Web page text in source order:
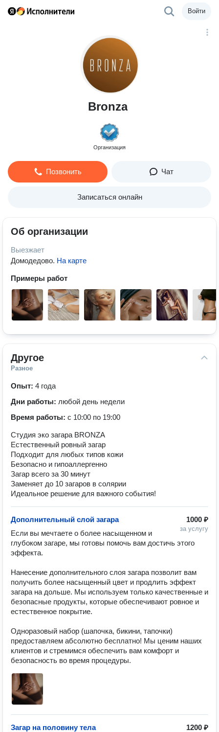
Войти
Bronza
Организация
Позвонить Чат
Записаться онлайн
Об организации
Выезжает
Домодедово. На карте
Примеры работ
Другое
Разное
Опыт: 4 года
Дни работы: любой день недели
Время работы: с 10:00 по 19:00
Студия эко загара BRONZA
Естественный ровный загар
Подходит для любых типов кожи
Безопасно и гипоаллергенно
Загар всего за 30 минут
Заменяет до 10 загаров в солярии
Идеальное решение для важного события!
1000 ₽
за услугу
Дополнительный слой загара
Если вы мечтаете о более насыщенном и
глубоком загаре, мы готовы помочь вам достичь этого
эффекта.
Нанесение дополнительного слоя загара позволит вам
получить более насыщенный цвет и продлить эффект
загара на дольше. Мы используем только качественные и
безопасные продукты, которые обеспечивают ровное и
естественное покрытие.
️Одноразовый набор (шапочка, бикини, тапочки)
предоставляем абсолютно бесплатно! Мы ценим наших
клиентов и стремимся обеспечить вам комфорт и
безопасность во время процедуры.
1200 ₽
Загар на половину тела